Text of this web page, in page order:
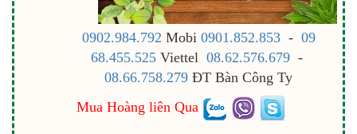
0902.984.792 Mobi 0901.852.853- 09
68.455.525Viettel 08.62.576.679-
08.66.758.279 ĐT Bàn Công Ty
Mua Hoàng liên Qua